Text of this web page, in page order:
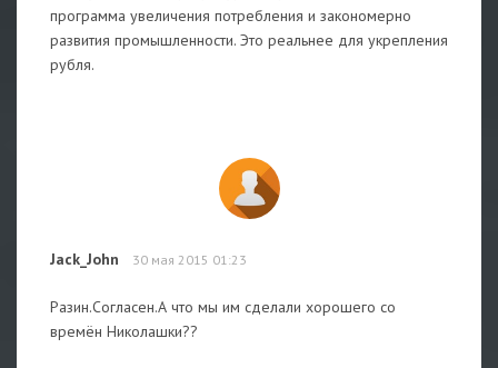
программа увеличения потребления и закономерно
развития промышленности. Это реальнее для укрепления
рубля.
Jack_John 30 мая 2015 01:23
Разин.Согласен.А что мы им сделали хорошего со
времён Николашки??